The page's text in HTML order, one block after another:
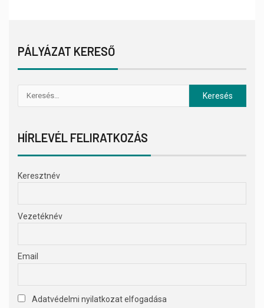
PÁLYÁZAT KERESŐ
HÍRLEVÉL FELIRATKOZÁS
Keresztnév
Vezetéknév
Email
Adatvédelmi nyilatkozat elfogadása